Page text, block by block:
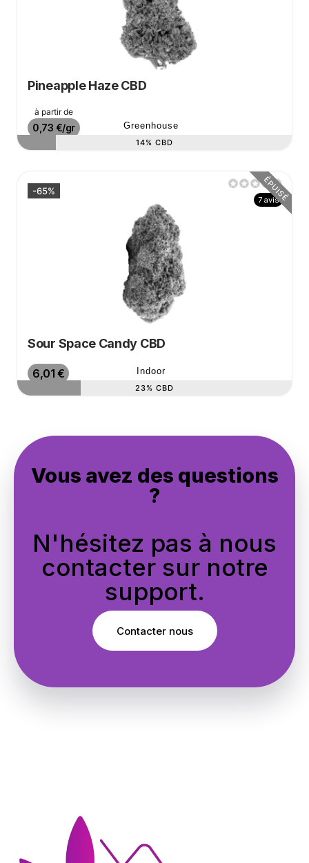
Pineapple Haze CBD
Prix de base
à partir de
0,73 €/gr Prix Greenhouse
14% CBD
ÉPUISÉ
7 avis
-65%
Sour Space Candy CBD
Prix de base
Prix
6,01 € Indoor
23% CBD
Vous avez des questions
?
N'hésitez pas à nous
contacter sur notre
support.
Contacter nous